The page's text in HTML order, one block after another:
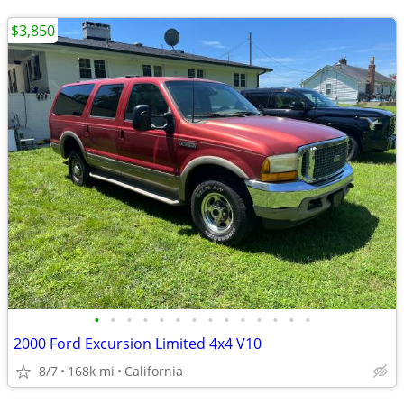
• • • • • • • • • • • • • •
2000 Ford Excursion Limited 4x4 V10
8/7 168k mi California
$3,850